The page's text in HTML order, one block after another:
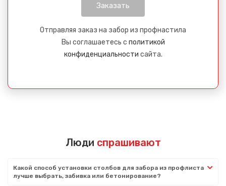
Отправляя заказ на забор из профнастила
Вы соглашаетесь с политикой
конфиденциальности сайта.
Люди спрашивают
Какой способ установки столбов для забора из профлиста
лучше выбрать, забивка или бетонирование?